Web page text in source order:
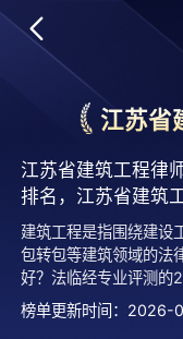
江苏省
江苏省建筑工程律
排名，江苏省建筑
建筑工程是指围绕建设
包转包等建筑领域的法
好？法临经专业评测的
啦！居前十的有：北京
江苏瑞江律师事务所的
榜单更新时间：2026-